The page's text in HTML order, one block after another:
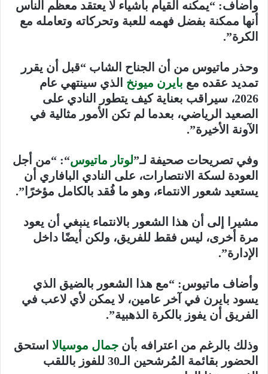
وأضاف: “يمكنه القيام بأشياء لا يعتقد معظم الناس
أنها ممكنة بفضل فهمه للعبة وتحركاته وتعامله مع
الكرة”.
وحذر ماتيوس من أن الجناح الشاب “قبل أن يقرر
تمديد عقده مع بايرن ميونخ الذي سينتهي عام
2026، سيراقب بعناية كيف يتطور النادي على
الصعيد الرياضي، بعدما لم تكن الأمور مثالية في
الآونة الأخيرة”.
وفي تصريحات صحيفة لـ”لوتار ماتيوس“: “من أجل
العودة لسكة الانتصارات، على النادي البافاري أن
يستعيد شعور الانتماء، وهو ما فُقد بالكامل مؤخرًا”.
مشيرا إلى أن هذا الشعور بالانتماء ينبغي أن يعود
مرة أخرى، ليس فقط للفريق، ولكن أيضًا داخل
الإدارة”.
وأضاف ماتيوس: “مع هذا الشعور بالضيق الذي
يسود بايرن في آخر عامين، لا يمكن لأي لاعب في
الفريق أن يفوز بالكرة الذهبية”.
وذلك بالرغم من اعترافه بأن جمال موسيالا استحق
الحضور بقائمة المُرشحين الـ30 للفوز باللقب